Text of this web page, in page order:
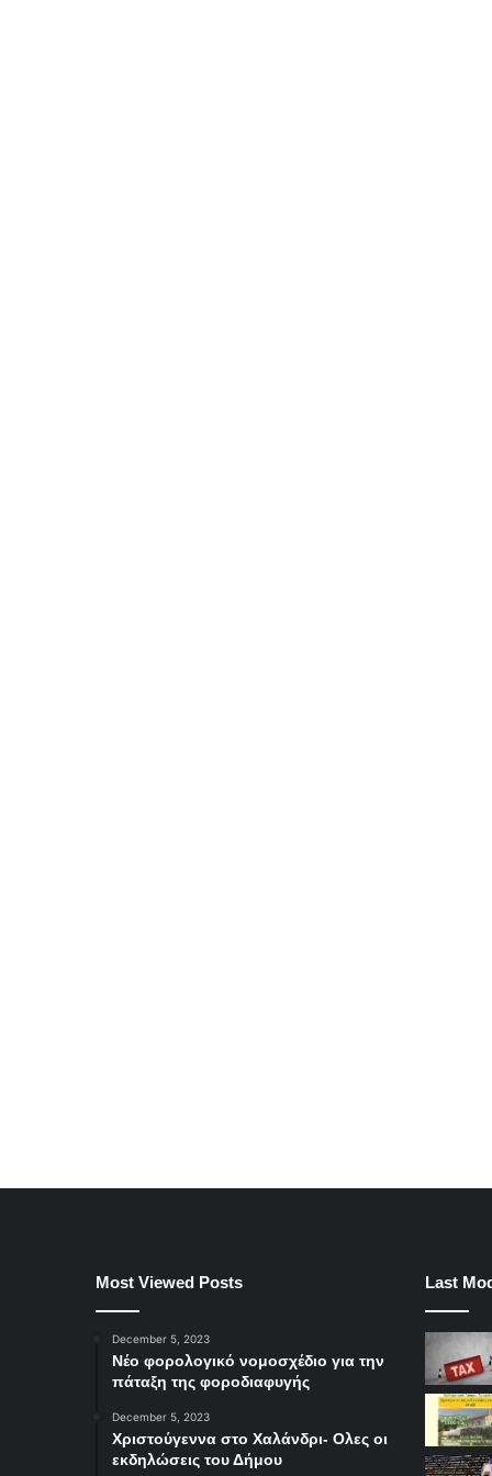
Most Viewed Posts
December 5, 2023
Νέο φορολογικό νομοσχέδιο για την
πάταξη της φοροδιαφυγής
December 5, 2023
Χριστούγεννα στο Χαλάνδρι- Ολες οι
εκδηλώσεις του Δήμου
Last